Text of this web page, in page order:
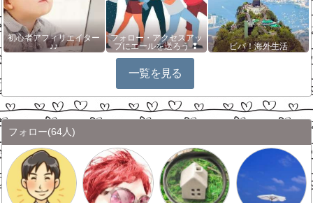
初心者アフィリエイター
♪♪
フォロー・アクセスアッ
プにエールを送ろう ❢
ビバ！海外生活
一覧を見る
フォロー(64人)